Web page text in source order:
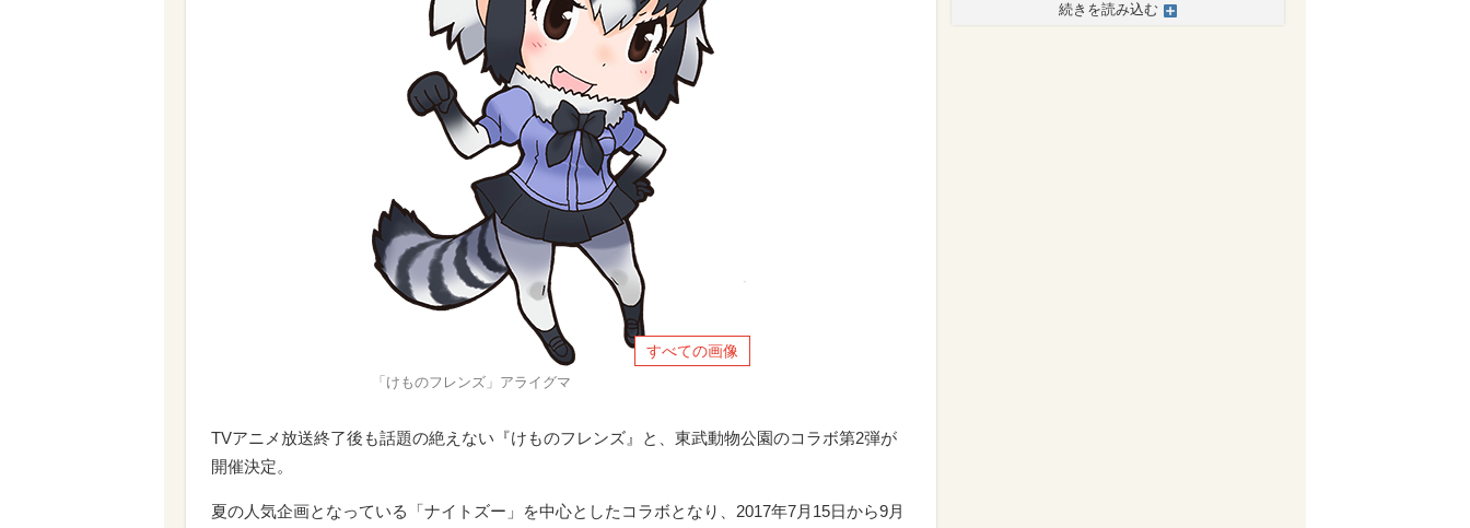
すべての画像
「けものフレンズ」アライグマ
TVアニメ放送終了後も話題の絶えない『けものフレンズ』と、東武動物公園のコラボ第2弾が
開催決定。
夏の人気企画となっている「ナイトズー」を中心としたコラボとなり、2017年7月15日から9月
続きを読み込む